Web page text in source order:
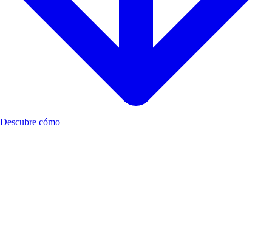
Descubre cómo